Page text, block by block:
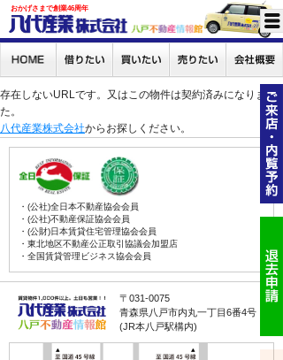
おかげさまで創業46周年
存在しないURLです。又はこの物件は契約済みになりまし
た。
八代産業株式会社からお探しください。
・(公社)全日本不動産協会会員
・(公社)不動産保証協会会員
・(公財)日本賃貸住宅管理協会会員
・東北地区不動産公正取引協議会加盟店
・全国賃貸管理ビジネス協会会員
〒031-0075
青森県八戸市内丸一丁目6番4号
(JR本八戸駅構内)